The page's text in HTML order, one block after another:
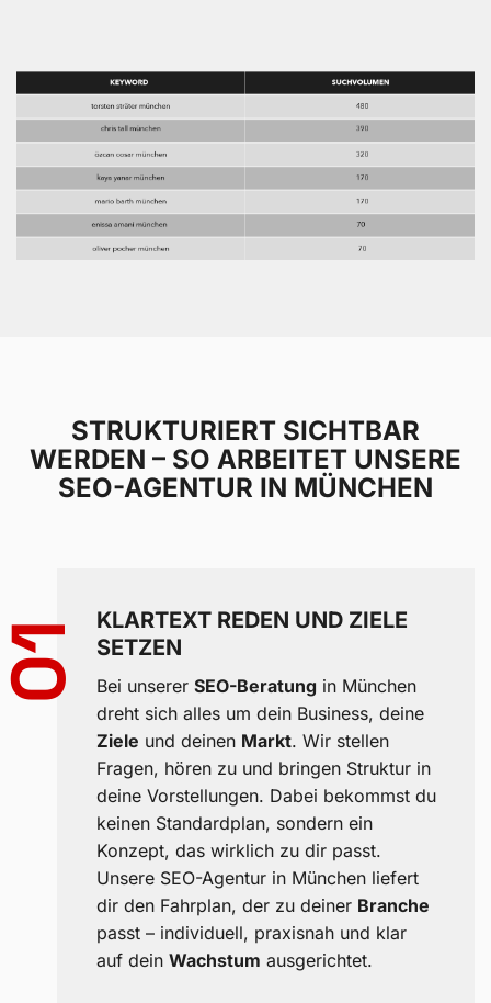
STRUKTURIERT SICHTBAR
WERDEN – SO ARBEITET UNSERE
SEO-AGENTUR IN MÜNCHEN
KLARTEXT REDEN UND ZIELE
SETZEN
Bei unserer SEO-Beratung in München
dreht sich alles um dein Business, deine
Ziele und deinen Markt. Wir stellen
Fragen, hören zu und bringen Struktur in
deine Vorstellungen. Dabei bekommst du
keinen Standardplan, sondern ein
Konzept, das wirklich zu dir passt.
Unsere SEO-Agentur in München liefert
dir den Fahrplan, der zu deiner Branche
passt – individuell, praxisnah und klar
auf dein Wachstum ausgerichtet.